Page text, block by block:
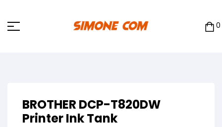
0
BROTHER DCP-T820DW
Printer Ink Tank